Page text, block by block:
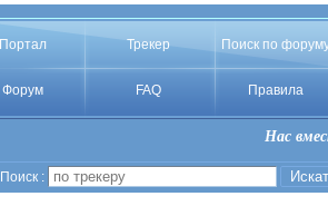
Портал Трекер Поиск по
Форум FAQ Правила
Нас
Поиск :